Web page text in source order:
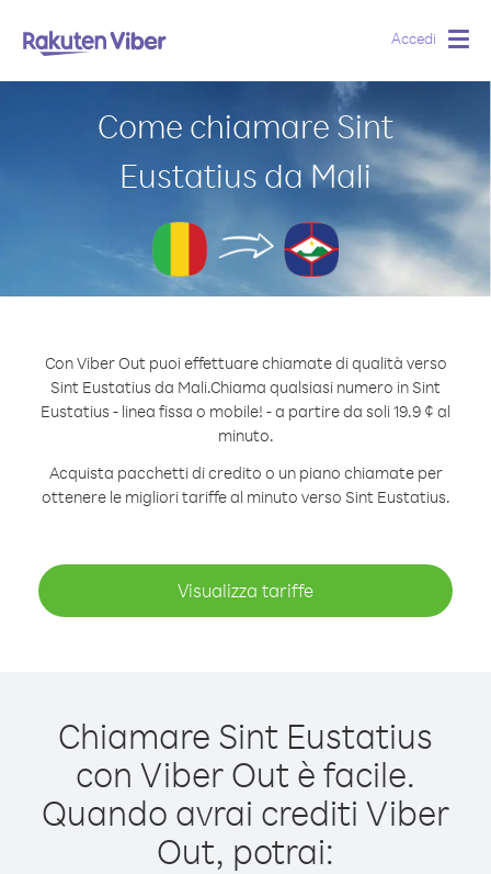
Accedi
Come chiamare Sint
Eustatius da Mali
Con Viber Out puoi effettuare chiamate di qualità verso
Sint Eustatius da Mali.Chiama qualsiasi numero in Sint
Eustatius - linea fissa o mobile! - a partire da soli 19.9 ¢ al
minuto.
Acquista pacchetti di credito o un piano chiamate per
ottenere le migliori tariffe al minuto verso Sint Eustatius.
Visualizza tariffe
Chiamare Sint Eustatius
con Viber Out è facile.
Quando avrai crediti Viber
Out, potrai: